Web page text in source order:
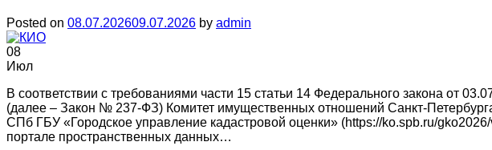
Posted on 08.07.202609.07.2026 by admin
08
Июл
В соответствии с требованиями части 15 статьи 14 Федерального закона от
(далее – Закон № 237-ФЗ) Комитет имущественных отношений Санкт-
СПб ГБУ «Городское управление кадастровой оценки» (https://ko.spb.ru/
портале пространственных данных…